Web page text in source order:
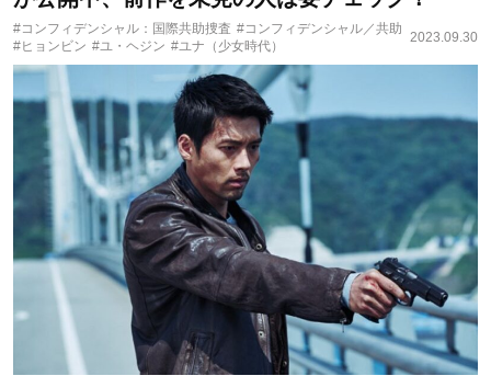
#コンフィデンシャル：国際共助捜査 #コンフィデンシャル／共助
#ヒョンビン #ユ・ヘジン #ユナ（少女時代）
2023.09.30